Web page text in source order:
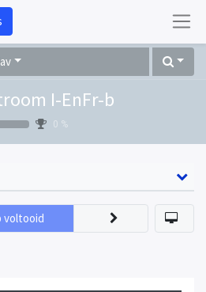
I-EnFr-b
0 %
voltooid